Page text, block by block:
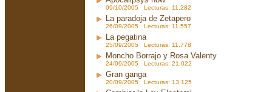
09/10/2005 Lecturas: 11.282
La paradoja de Zetapero
26/09/2005 Lecturas: 11.557
La pegatina
25/09/2005 Lecturas: 11.778
Moncho Borrajo y Rosa Valenty
24/09/2005 Lecturas: 21.022
Gran ganga
20/09/2005 Lecturas: 13.125